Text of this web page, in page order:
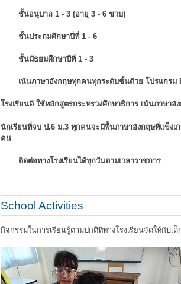
ชั้นอนุบาล 1 - 3 (อายุ 3 - 6 ขวบ)
ชั้นประถมศึกษาปี่ที่ 1 - 6
ชั้นมัธยมศึกษาปีที่ 1 - 3
เน้นภาษาอังกฤษทุกคนทุกระดับชั้นด้วย โปรแกร
โรงเรียนดี ใช้หลักสูตรกระทรวงศึกษาธิการ เน้นภาษาอั
นักเรียนที่จบ ป.6 ม.3 ทุกคนจะมีพื้นภาษาอังกฤษที่แข็งเ
คน
ติดต่อทางโรงเรียนได้ทุกวันตามเวลาราชการ
School Activities
กิจกรรมในการเรียนรู้ตามปกติที่ทางโรงเรียนจัดให้กับเ